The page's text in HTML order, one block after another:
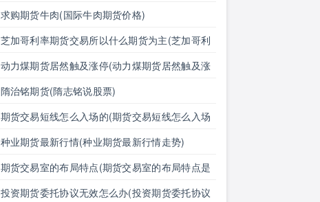
求购期货牛肉(国际牛肉期货价格)
芝加哥利率期货交易所以什么期货为主(芝加哥利
率期货交易所以什么期货为主体)
动力煤期货居然触及涨停(动力煤期货居然触及涨
停的原因)
隋治铭期货(隋志铭说股票)
期货交易短线怎么入场的(期货交易短线怎么入场
的啊)
种业期货最新行情(种业期货最新行情走势)
期货交易室的布局特点(期货交易室的布局特点是
什么)
投资期货委托协议无效怎么办(投资期货委托协议